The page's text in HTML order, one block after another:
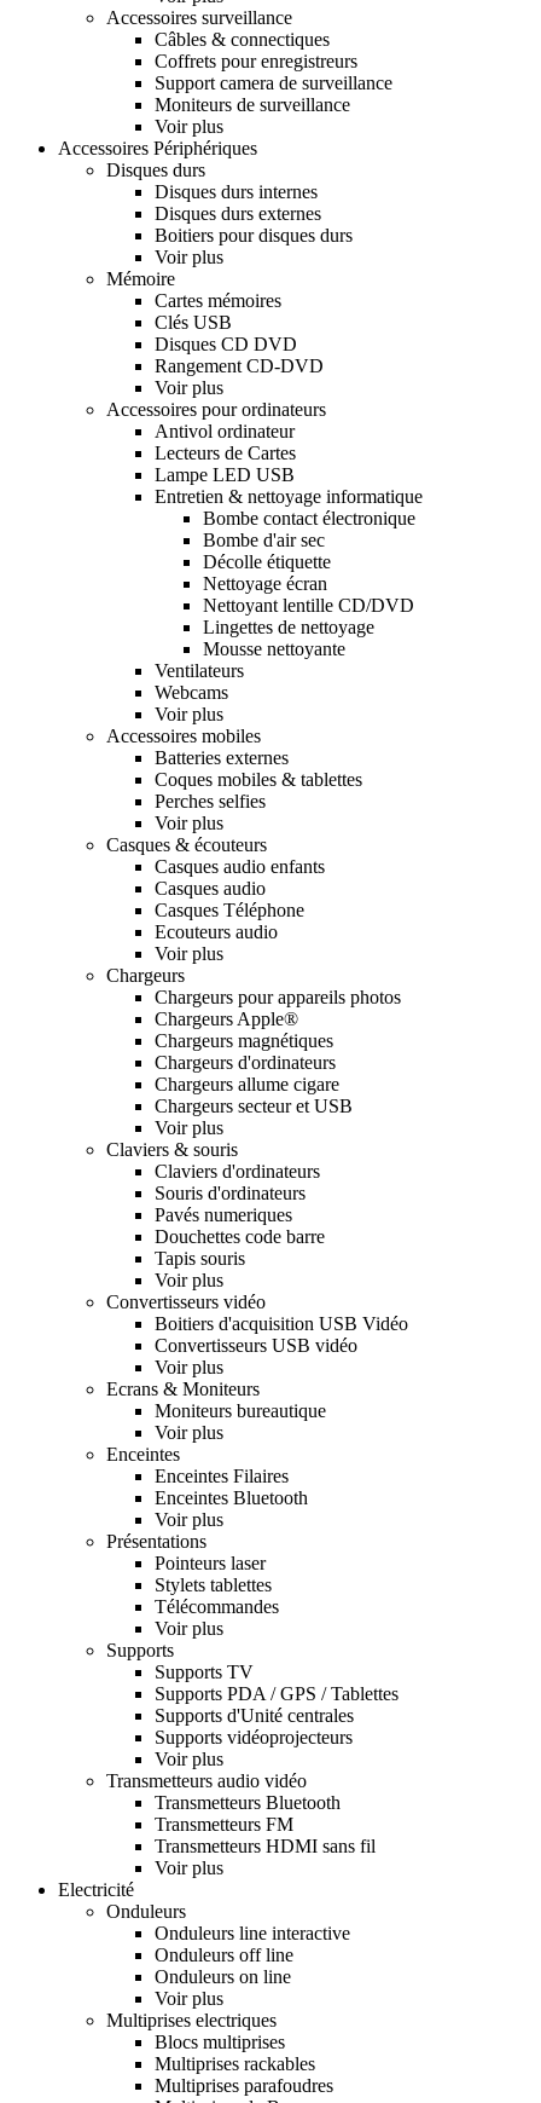
Accessoires surveillance
Câbles & connectiques
Coffrets pour enregistreurs
Support camera de surveillance
Moniteurs de surveillance
Voir plus
Accessoires Périphériques
Disques durs
Disques durs internes
Disques durs externes
Boitiers pour disques durs
Voir plus
Mémoire
Cartes mémoires
Clés USB
Disques CD DVD
Rangement CD-DVD
Voir plus
Accessoires pour ordinateurs
Antivol ordinateur
Lecteurs de Cartes
Lampe LED USB
Entretien & nettoyage informatique
Bombe contact électronique
Bombe d'air sec
Décolle étiquette
Nettoyage écran
Nettoyant lentille CD/DVD
Lingettes de nettoyage
Mousse nettoyante
Ventilateurs
Webcams
Voir plus
Accessoires mobiles
Batteries externes
Coques mobiles & tablettes
Perches selfies
Voir plus
Casques & écouteurs
Casques audio enfants
Casques audio
Casques Téléphone
Ecouteurs audio
Voir plus
Chargeurs
Chargeurs pour appareils photos
Chargeurs Apple®
Chargeurs magnétiques
Chargeurs d'ordinateurs
Chargeurs allume cigare
Chargeurs secteur et USB
Voir plus
Claviers & souris
Claviers d'ordinateurs
Souris d'ordinateurs
Pavés numeriques
Douchettes code barre
Tapis souris
Voir plus
Convertisseurs vidéo
Boitiers d'acquisition USB Vidéo
Convertisseurs USB vidéo
Voir plus
Ecrans & Moniteurs
Moniteurs bureautique
Voir plus
Enceintes
Enceintes Filaires
Enceintes Bluetooth
Voir plus
Présentations
Pointeurs laser
Stylets tablettes
Télécommandes
Voir plus
Supports
Supports TV
Supports PDA / GPS / Tablettes
Supports d'Unité centrales
Supports vidéoprojecteurs
Voir plus
Transmetteurs audio vidéo
Transmetteurs Bluetooth
Transmetteurs FM
Transmetteurs HDMI sans fil
Voir plus
Electricité
Onduleurs
Onduleurs line interactive
Onduleurs off line
Onduleurs on line
Voir plus
Multiprises electriques
Blocs multiprises
Multiprises rackables
Multiprises parafoudres